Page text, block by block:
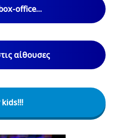
office...
αίθουσες